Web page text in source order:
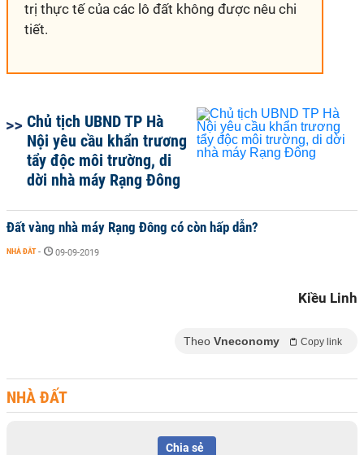
trị thực tế của các lô đất không được nêu chi
tiết.
Chủ tịch UBND TP Hà
Nội yêu cầu khẩn trương
tẩy độc môi trường, di
dời nhà máy Rạng Đông
Đất vàng nhà máy Rạng Đông có còn hấp dẫn?
NHÀ ĐẤT - 09-09-2019
Kiều Linh
Theo Vneconomy Copy link
NHÀ ĐẤT
Chia sẻ